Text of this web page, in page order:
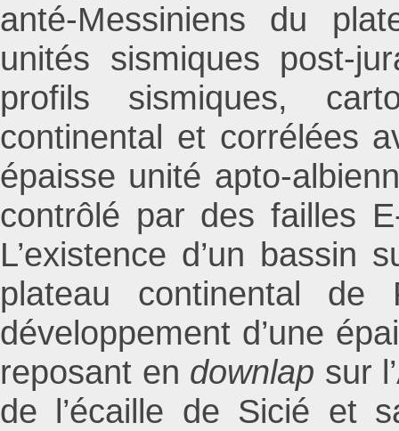
anté-Messiniens du
unités sismiques post-
profils sismiques,
continental et corrélées
épaisse unité apto-
contrôlé par des failles
L’existence d’un bassin
plateau continental
développement d’une
reposant en downlap sur
de l’écaille de Sicié et